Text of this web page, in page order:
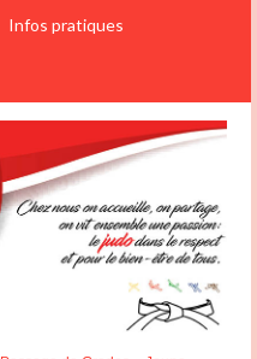
Infos pratiques